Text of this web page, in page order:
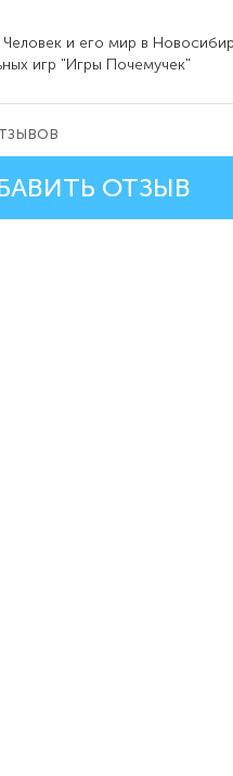
и его мир в
игр "Игры Почемучек"
ОТЗЫВ